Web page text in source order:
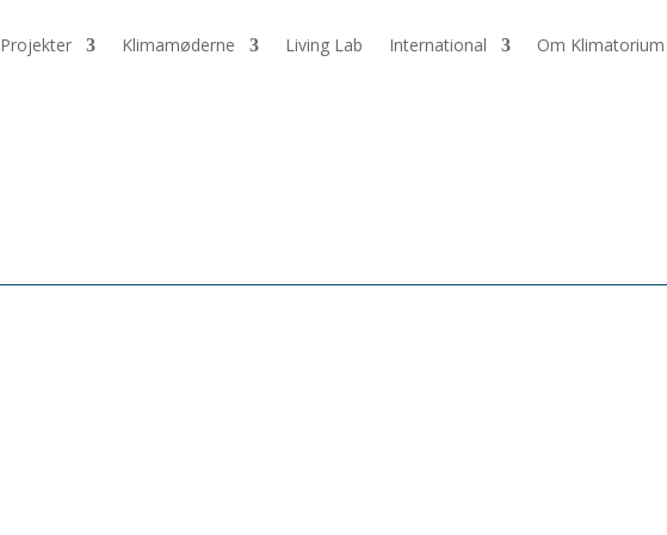
Projekter Klimamøderne Living Lab International Om Klimatorium